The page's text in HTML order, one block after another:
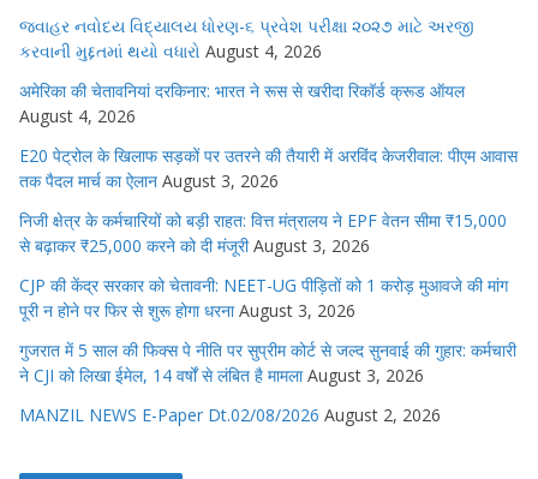
જવાહર નવોદય વિદ્યાલય ધોરણ-૬ પ્રવેશ પરીક્ષા ૨૦૨૭ માટે અરજી
કરવાની મુદ્દતમાં થયો વધારો August 4, 2026
अमेरिका की चेतावनियां दरकिनार: भारत ने रूस से खरीदा रिकॉर्ड क्रूड ऑयल
August 4, 2026
E20 पेट्रोल के खिलाफ सड़कों पर उतरने की तैयारी में अरविंद केजरीवाल: पीएम आवास
तक पैदल मार्च का ऐलान August 3, 2026
निजी क्षेत्र के कर्मचारियों को बड़ी राहत: वित्त मंत्रालय ने EPF वेतन सीमा ₹15,000
से बढ़ाकर ₹25,000 करने को दी मंजूरी August 3, 2026
CJP की केंद्र सरकार को चेतावनी: NEET-UG पीड़ितों को 1 करोड़ मुआवजे की मांग
पूरी न होने पर फिर से शुरू होगा धरना August 3, 2026
गुजरात में 5 साल की फिक्स पे नीति पर सुप्रीम कोर्ट से जल्द सुनवाई की गुहार: कर्मचारी
ने CJI को लिखा ईमेल, 14 वर्षों से लंबित है मामला August 3, 2026
MANZIL NEWS E-Paper Dt.02/08/2026 August 2, 2026